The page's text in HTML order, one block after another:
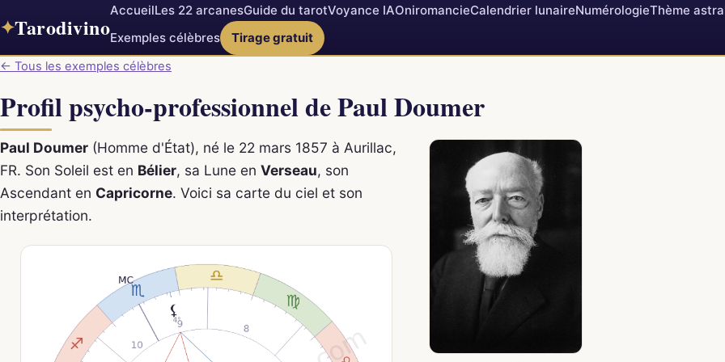
✦Tarodivino
AccueilLes 22 arcanesGuide du tarotVoyance IAOniromancieCalendrier lunaireNumérologieThème
Exemples célèbres
Tirage gratuit
← Tous les exemples célèbres
Profil psycho-professionnel de Paul Doumer
Paul Doumer (Homme d'État), né le 22 mars 1857 à Aurillac,
FR. Son Soleil est en Bélier, sa Lune en Verseau, son
Ascendant en Capricorne. Voici sa carte du ciel et son
interprétation.